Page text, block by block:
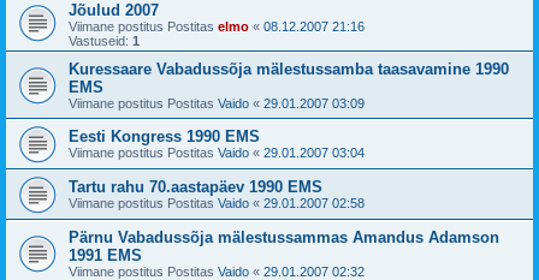
Jõulud 2007
Viimane postitus Postitas elmo « 08.12.2007 21:16
Vastuseid: 1
Kuressaare Vabadussõja mälestussamba taasavamine 1990
EMS
Viimane postitus Postitas Vaido « 29.01.2007 03:09
Eesti Kongress 1990 EMS
Viimane postitus Postitas Vaido « 29.01.2007 03:04
Tartu rahu 70.aastapäev 1990 EMS
Viimane postitus Postitas Vaido « 29.01.2007 02:58
Pärnu Vabadussõja mälestussammas Amandus Adamson
1991 EMS
Viimane postitus Postitas Vaido « 29.01.2007 02:32